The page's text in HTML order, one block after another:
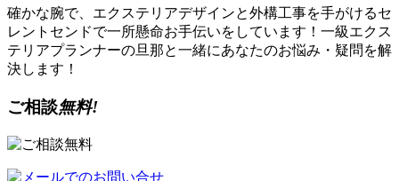
確かな腕で、エクステリアデザインと外構工事を手がけるセ
レントセンドで一所懸命お手伝いをしています！一級エクス
テリアプランナーの旦那と一緒にあなたのお悩み・疑問を解
決します！
ご相談無料!